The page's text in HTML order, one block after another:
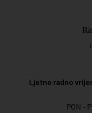
Ljetno radno
PON -